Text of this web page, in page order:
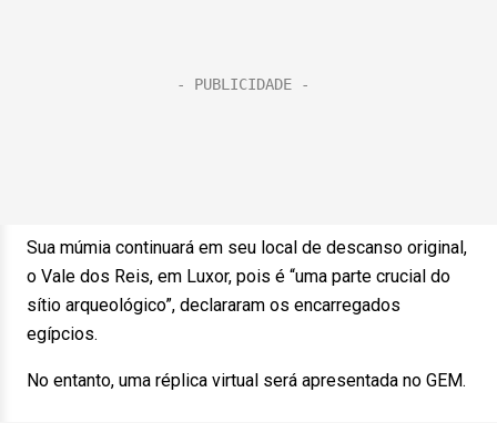
Sua múmia continuará em seu local de descanso original,
o Vale dos Reis, em Luxor, pois é “uma parte crucial do
sítio arqueológico”, declararam os encarregados
egípcios.
No entanto, uma réplica virtual será apresentada no GEM.